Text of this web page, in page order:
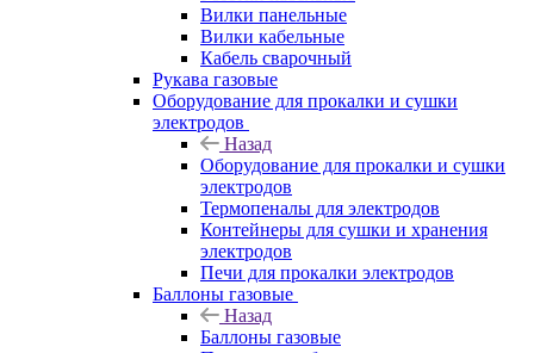
Вилки панельные
Вилки кабельные
Кабель сварочный
Рукава газовые
Оборудование для прокалки и сушки
электродов
Назад
Оборудование для прокалки и сушки
электродов
Термопеналы для электродов
Контейнеры для сушки и хранения
электродов
Печи для прокалки электродов
Баллоны газовые
Назад
Баллоны газовые